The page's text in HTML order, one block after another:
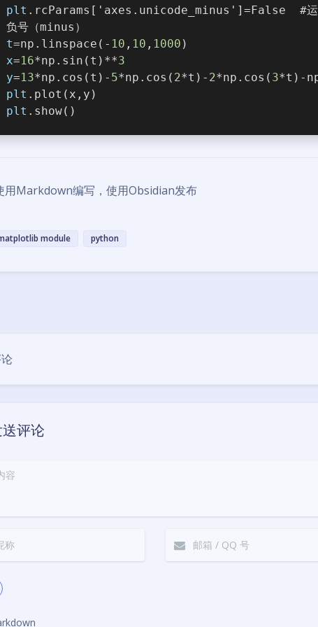
plt .rcParams['axes.unicode_minus']=False  #运行
负号（minus）
t=np.linspace(- 10 , 10 , 1000 )
x=16*np.sin(t)**3
y=13*np.cos(t)- 5*np.cos( 2*t)- 2*np.cos( 3*t)-
plt .plot(x,y)
plt .show()
用Markdown编写，使用Obsidian发布
module python
评论